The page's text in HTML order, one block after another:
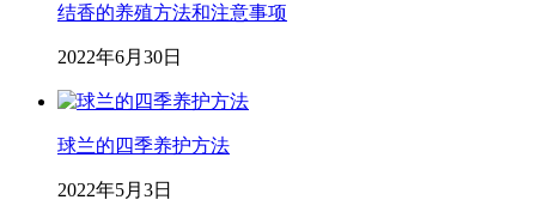
结香的养殖方法和注意事项
2022年6月30日
球兰的四季养护方法
2022年5月3日